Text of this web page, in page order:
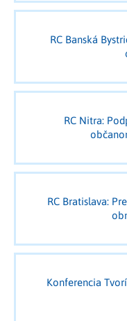
RC Banská
RC Nitra:
RC Bratislava:
Konferencia